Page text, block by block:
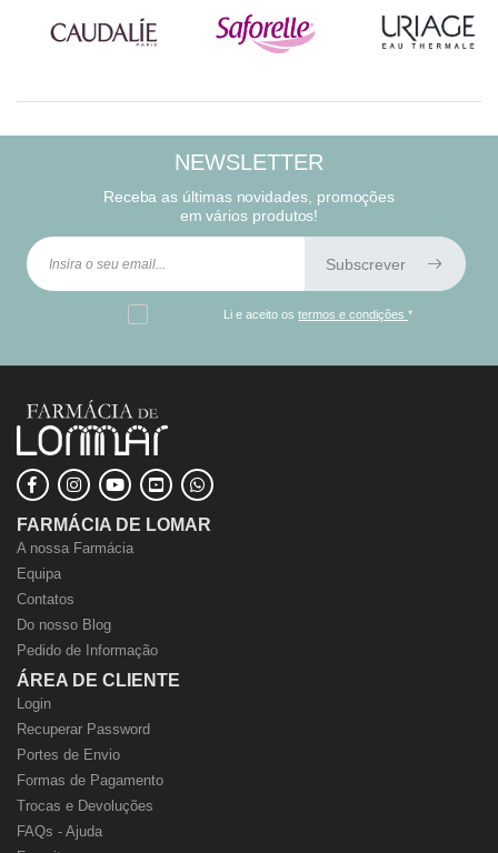
NEWSLETTER
Receba as últimas novidades, promoções
em vários produtos!
Subscrever
Li e aceito ostermos e condições*
FARMÁCIA DE LOMAR
A nossa Farmácia
Equipa
Contatos
Do nosso Blog
Pedido de Informação
ÁREA DE CLIENTE
Login
Recuperar Password
Portes de Envio
Formas de Pagamento
Trocas e Devoluções
FAQs - Ajuda